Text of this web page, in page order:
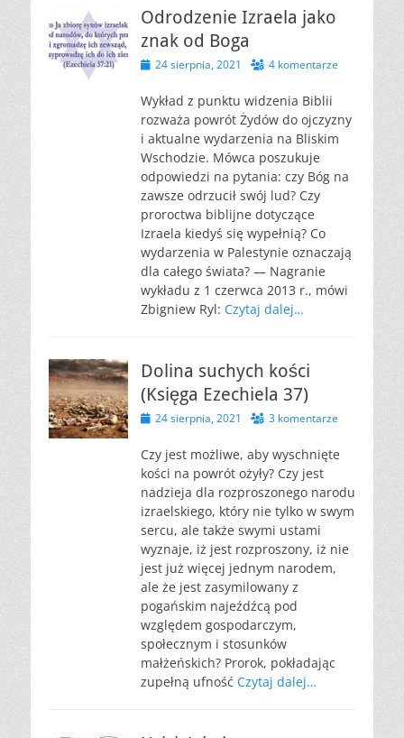
Odrodzenie Izraela jako
znak od Boga
Opublikowano
24 sierpnia, 2021 4 komentarze
Wykład z punktu widzenia Biblii
rozważa powrót Żydów do ojczyzny
i aktualne wydarzenia na Bliskim
Wschodzie. Mówca poszukuje
odpowiedzi na pytania: czy Bóg na
zawsze odrzucił swój lud? Czy
proroctwa biblijne dotyczące
Izraela kiedyś się wypełnią? Co
wydarzenia w Palestynie oznaczają
dla całego świata? — Nagranie
wykładu z 1 czerwca 2013 r., mówi
Zbigniew Ryl: Czytaj dalej…
Dolina suchych kości
(Księga Ezechiela 37)
Opublikowano
24 sierpnia, 2021 3 komentarze
Czy jest możliwe, aby wyschnięte
kości na powrót ożyły? Czy jest
nadzieja dla rozproszonego narodu
izraelskiego, który nie tylko w swym
sercu, ale także swymi ustami
wyznaje, iż jest rozproszony, iż nie
jest już więcej jednym narodem,
ale że jest zasymilowany z
pogańskim najeźdźcą pod
względem gospodarczym,
społecznym i stosunków
małżeńskich? Prorok, pokładając
zupełną ufność Czytaj dalej…